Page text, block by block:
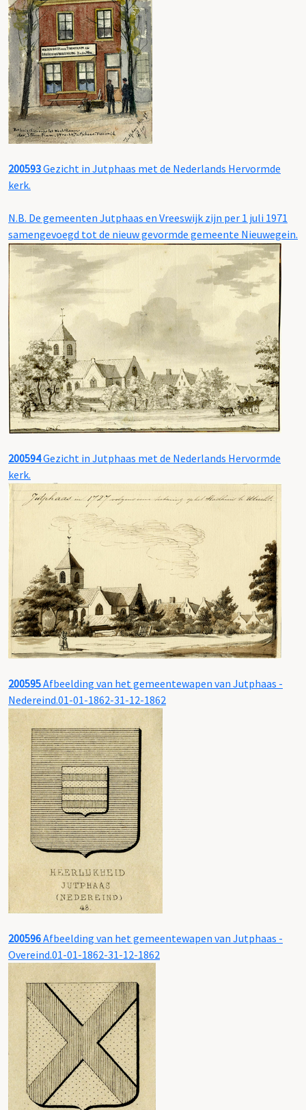
200593Gezicht in Jutphaas met de Nederlands Hervormde
kerk.
N.B. De gemeenten Jutphaas en Vreeswijk zijn per 1 juli 1971
samengevoegd tot de nieuw gevormde gemeente Nieuwegein.
200594Gezicht in Jutphaas met de Nederlands Hervormde
kerk.
200595Afbeelding van het gemeentewapen van Jutphaas -
Nedereind.01-01-1862-31-12-1862
200596Afbeelding van het gemeentewapen van Jutphaas -
Overeind.01-01-1862-31-12-1862